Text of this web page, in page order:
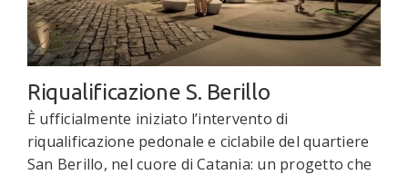
Riqualificazione S. Berillo
È ufficialmente iniziato l’intervento di
riqualificazione pedonale e ciclabile del quartiere
San Berillo, nel cuore di Catania: un progetto che